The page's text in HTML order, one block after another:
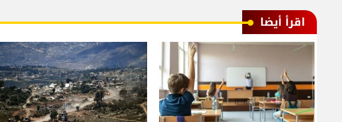
اقرأ أيضا